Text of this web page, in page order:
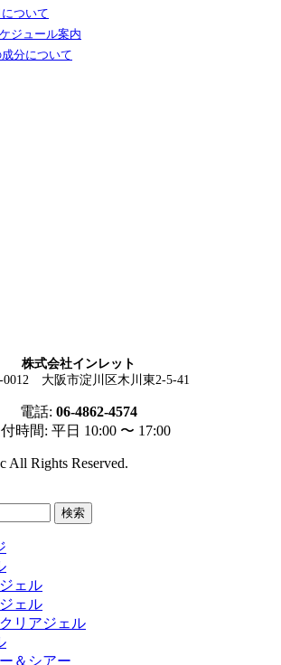
ついて
ジュール案内
分について
株式会社インレット
0012 大阪市淀川区木川東2-5-41
電話: 06-4862-4574
時間: 平日 10:00 〜 17:00
All Rights Reserved.
ェル
ェル
リアジェル
＆シアー